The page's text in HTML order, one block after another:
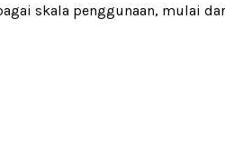
skala penggunaan, mulai